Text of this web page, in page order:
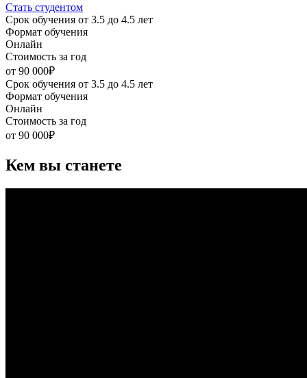
Стать студентом
Срок обучения от 3.5 до 4.5 лет
Формат обучения
Онлайн
Стоимость за год
от 90 000₽
Срок обучения от 3.5 до 4.5 лет
Формат обучения
Онлайн
Стоимость за год
от 90 000₽
Кем вы станете